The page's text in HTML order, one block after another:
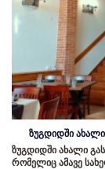
ზუგდიდში ახალი
ზუგდიდში ახალი
რომელიც ამავე